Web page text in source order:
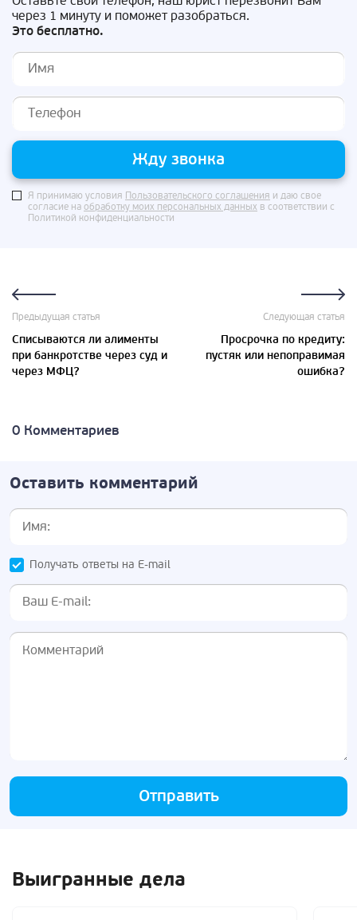
через 1 минуту и поможет разобраться.
Это бесплатно.
Жду звонка
Я принимаю условия Пользовательского соглашения и даю свое
согласие на обработку моих персональных данных в соответствии с
Политикой конфиденциальности
Предыдущая статья
Списываются ли алименты
при банкротстве через суд и
через МФЦ?
Следующая статья
Просрочка по кредиту:
пустяк или непоправимая
ошибка?
0 Комментариев
Оставить комментарий
Получать ответы на E-mail
Отправить
Выигранные дела